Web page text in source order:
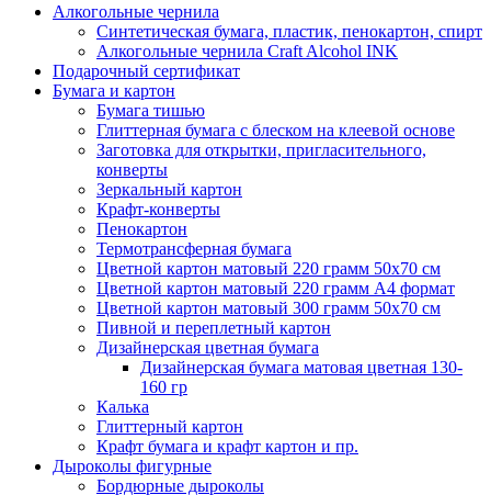
Алкогольные чернила
Синтетическая бумага, пластик, пенокартон, спирт
Алкогольные чернила Craft Alcohol INK
Подарочный сертификат
Бумага и картон
Бумага тишью
Глиттерная бумага с блеском на клеевой основе
Заготовка для открытки, пригласительного,
конверты
Зеркальный картон
Крафт-конверты
Пенокартон
Термотрансферная бумага
Цветной картон матовый 220 грамм 50х70 см
Цветной картон матовый 220 грамм A4 формат
Цветной картон матовый 300 грамм 50х70 см
Пивной и переплетный картон
Дизайнерская цветная бумага
Дизайнерская бумага матовая цветная 130-
160 гр
Калька
Глиттерный картон
Крафт бумага и крафт картон и пр.
Дыроколы фигурные
Бордюрные дыроколы